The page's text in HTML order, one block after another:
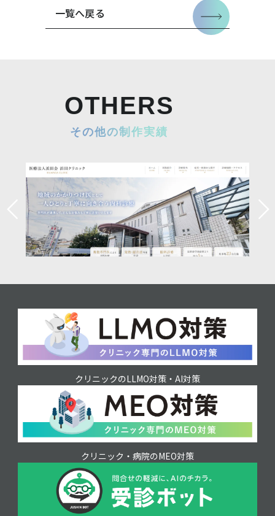
一覧へ戻る
OTHERS
その他の制作実績
クリニックのLLMO対策・AI対策
クリニック・病院のMEO対策